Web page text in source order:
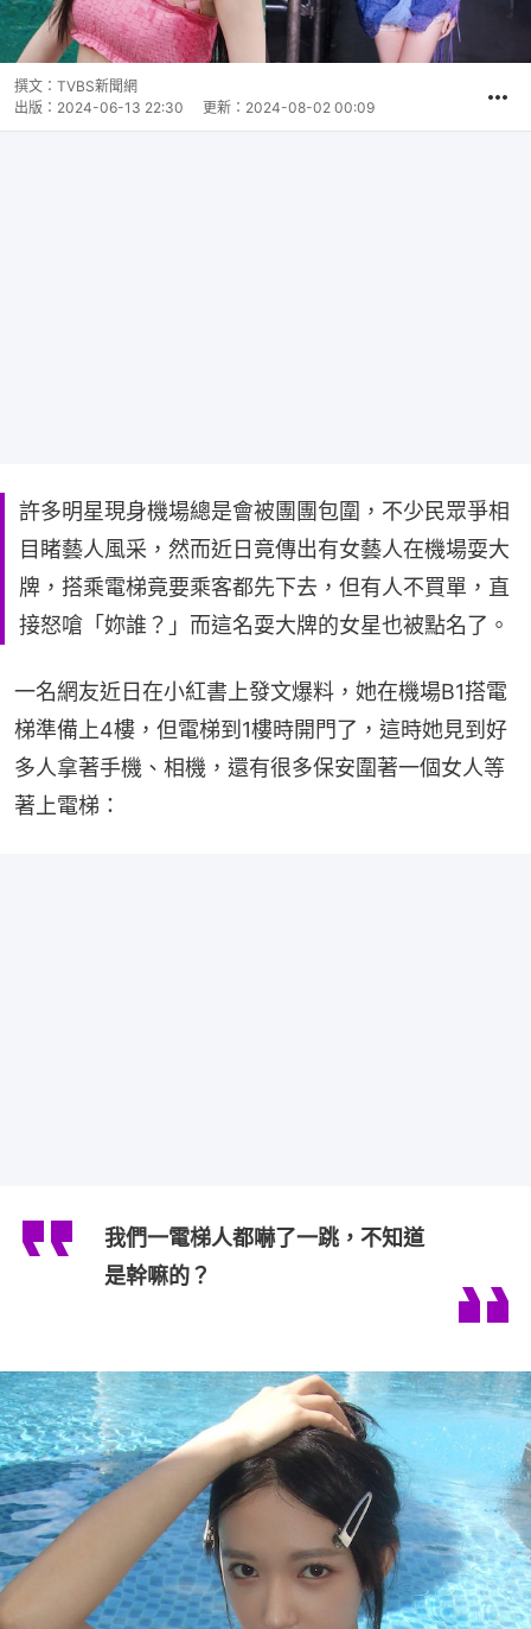
撰文： TVBS新聞網
出版： 2024-06-13 22:30 更新： 2024-08-02 00:09
許多明星現身機場總是會被團團包圍，不少民眾爭相
目睹藝人風采，然而近日竟傳出有女藝人在機場耍大
牌，搭乘電梯竟要乘客都先下去，但有人不買單，直
接怒嗆「妳誰？」而這名耍大牌的女星也被點名了。
一名網友近日在小紅書上發文爆料，她在機場B1搭電
梯準備上4樓，但電梯到1樓時開門了，這時她見到好
多人拿著手機、相機，還有很多保安圍著一個女人等
著上電梯：
我們一電梯人都嚇了一跳，不知道
是幹嘛的？